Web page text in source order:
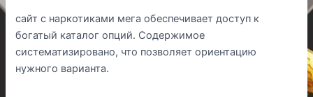
сайт с наркотиками мега обеспечивает доступ к
богатый каталог опций. Содержимое
систематизировано, что позволяет ориентацию
нужного варианта.